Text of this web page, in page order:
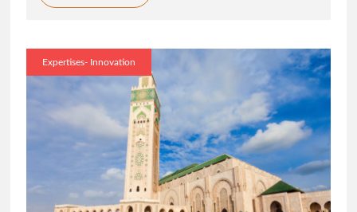
Expertises- Innovation